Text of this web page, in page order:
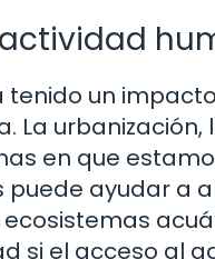
un
La
en que
puede ayudar a
si el acceso al